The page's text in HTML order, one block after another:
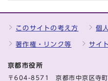
このサイトの考え方 個
著作権・リンク等 サイ
京都市役所
〒604-8571 京都市中京区寺町